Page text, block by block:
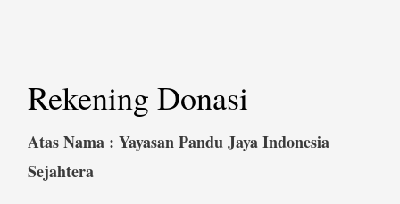
Rekening Donasi
Atas Nama : Yayasan Pandu Jaya Indonesia
Sejahtera